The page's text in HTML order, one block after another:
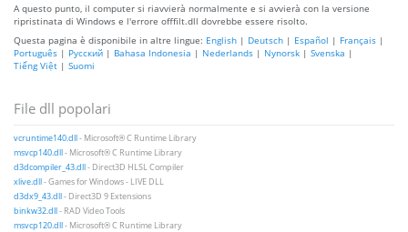
A questo punto, il computer si riavvierà normalmente e si avvierà con la versione
ripristinata di Windows e l'errore offfilt.dll dovrebbe essere risolto.
Questa pagina è disponibile in altre lingue: English | Deutsch | Español | Français |
Português | Русский | Bahasa Indonesia | Nederlands | Nynorsk | Svenska |
Tiếng Việt | Suomi
File dll popolari
vcruntime140.dll- Microsoft® C Runtime Library
msvcp140.dll- Microsoft® C Runtime Library
d3dcompiler_43.dll- Direct3D HLSL Compiler
xlive.dll- Games for Windows - LIVE DLL
d3dx9_43.dll- Direct3D 9 Extensions
binkw32.dll- RAD Video Tools
msvcp120.dll- Microsoft® C Runtime Library